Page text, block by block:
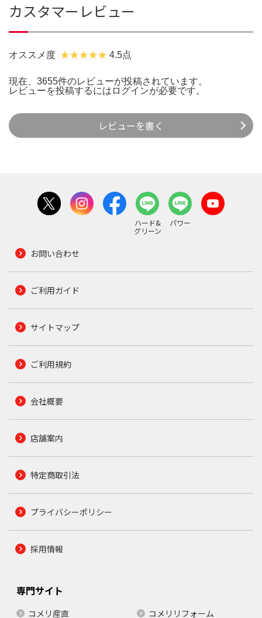
カスタマーレビュー
オススメ度 4.5点
現在、3655件のレビューが投稿されています。
レビューを投稿するには ログインが必要です。
レビューを書く
ハード&
グリーン
パワー
お問い合わせ
ご利用ガイド
サイトマップ
ご利用規約
会社概要
店舗案内
特定商取引法
プライバシーポリシー
採用情報
専門サイト
コメリ産直 コメリリフォーム